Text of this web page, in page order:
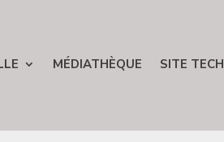
MÉDIATHÈQUE SITE